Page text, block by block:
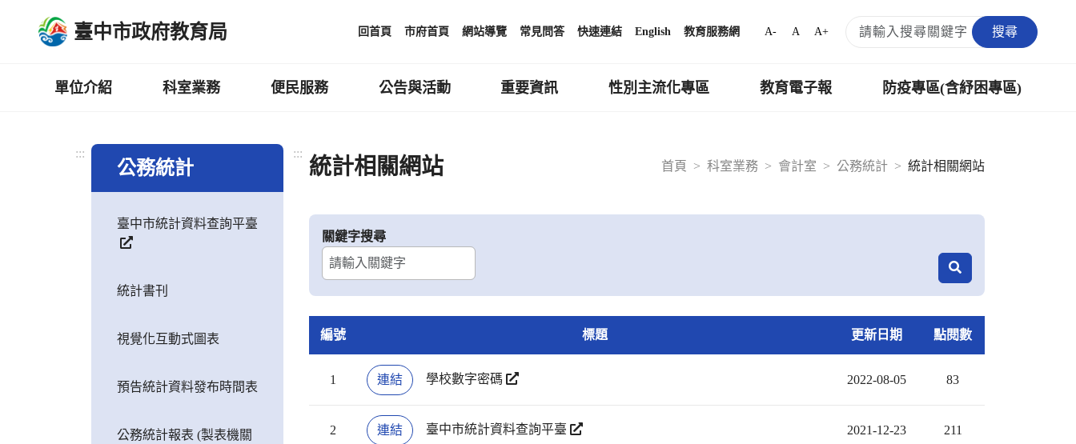
臺中市政府教育局 回首頁 市府首頁 網站導覽 常見問答 快速連結 English 教育服務網 A- A A+ 搜尋
單位介紹 科室業務 便民服務 公告與活動 重要資訊 性別主流化專區 教育電子報 防疫專區(含紓困專區)
:::
公務統計
臺中市統計資料查詢平臺
統計書刊
視覺化互動式圖表
預告統計資料發布時間表
公務統計報表 (製表機關
:::
首頁
科室業務 會計室 公務統計 統計相關網站
統計相關網站
關鍵字搜尋
編號 標題 更新日期 點閱數
1 連結 學校數字密碼 2022-08-05 83
2 連結 臺中市統計資料查詢平臺 2021-12-23 211